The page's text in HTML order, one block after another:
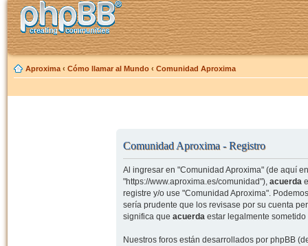
Aproxima ‹ Cómo llamar al Mundo ‹ Comunidad Aproxima
Comunidad Aproxima - Registro
Al ingresar en "Comunidad Aproxima" (de aquí
"https://www.aproxima.es/comunidad"), acuerda
registre y/o use "Comunidad Aproxima".
sería prudente que los revisase por su cuenta
significa que acuerdaestar legalmente sometido
Nuestros foros están desarrollados por phpBB